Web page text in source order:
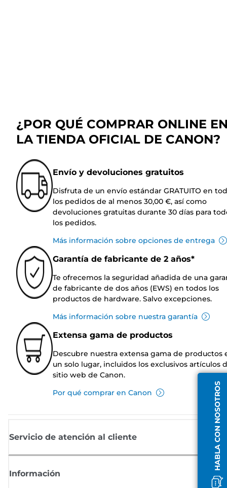
HABLA CON NOSOTROS
¿POR QUÉ COMPRAR ONLINE
LA TIENDA OFICIAL DE CANON?
Envío y devoluciones gratuitos
Disfruta de un envío estándar GRATUITO en
los pedidos de al menos 30,00 €, así como
devoluciones gratuitas durante 30 días para
los pedidos.
Más información sobre opciones de entrega
Garantía de fabricante de 2 años*
Te ofrecemos la seguridad añadida de una
de fabricante de dos años (EWS) en todos los
productos de hardware. Salvo excepciones.
Más información sobre nuestra garantía
Extensa gama de productos
Descubre nuestra extensa gama de productos
un solo lugar, incluidos los exclusivos artículos
sitio web de Canon.
Por qué comprar en Canon
Servicio de atención al cliente
Información